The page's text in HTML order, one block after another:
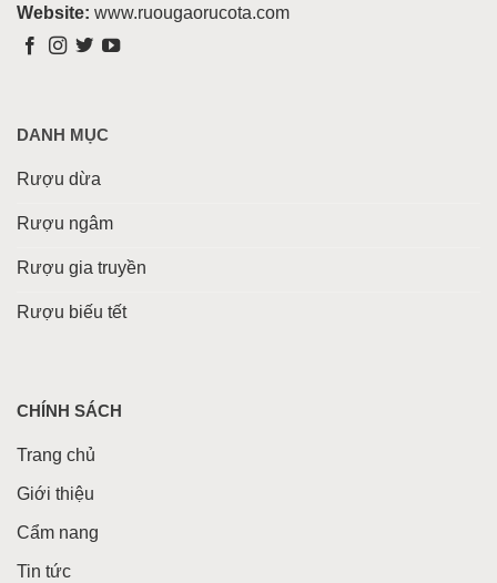
Website: www.ruougaorucota.com
DANH MỤC
Rượu dừa
Rượu ngâm
Rượu gia truyền
Rượu biếu tết
CHÍNH SÁCH
Trang chủ
Giới thiệu
Cẩm nang
Tin tức